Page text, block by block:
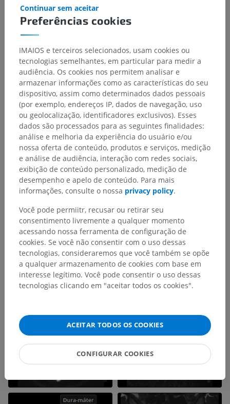
Preferências cookies
Continuar sem aceitar
IMAIOS e terceiros selecionados, usam cookies ou
tecnologias semelhantes, em particular para medir a
audiência. Os cookies nos permitem analisar e
armazenar informações como as características do seu
dispositivo, assim como determinados dados pessoais
(por exemplo, endereços IP, dados de navegação, uso
ou geolocalização, identificadores exclusivos). Esses
dados são processados para as seguintes finalidades:
análise e melhoria da experiência do usuário e/ou
nossa oferta de conteúdo, produtos e serviços, medição
e análise de audiência, interação com redes sociais,
exibição de conteúdo personalizado, medição de
desempenho e apelo de conteúdo. Para mais
informações, consulte o nossa privacy policy.
Você pode permiitr, recusar ou retirar seu
consentimento livremente a qualquer momento
acessando nossa ferramenta de configuração de
cookies. Se você não consentir com o uso dessas
tecnologias, consideraremos que você também se opõe
a qualquer armazenamento de cookies com base em
interesse legítimo. Você pode consentir o uso dessas
tecnologias clicando em "aceitar todos os cookies".
ACEITAR TODOS OS COOKIES
CONFIGURAR COOKIES